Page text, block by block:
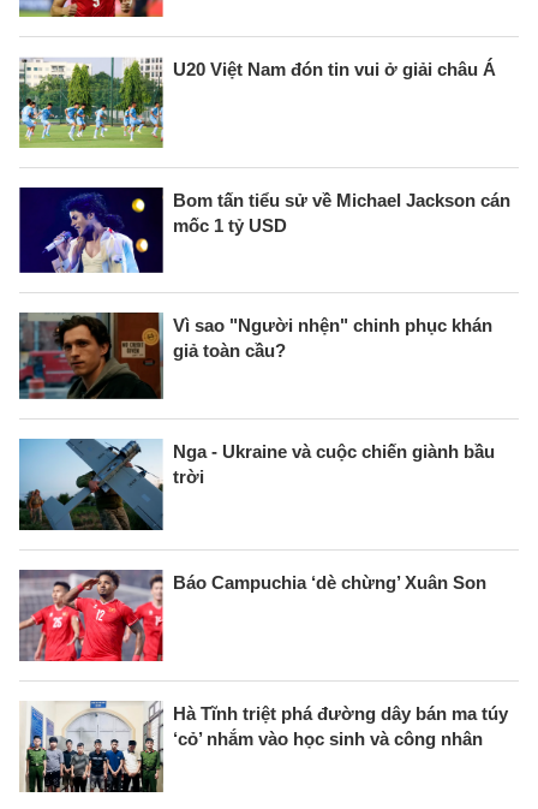
U20 Việt Nam đón tin vui ở giải châu Á
Bom tấn tiểu sử về Michael Jackson cán
mốc 1 tỷ USD
Vì sao "Người nhện" chinh phục khán
giả toàn cầu?
Nga - Ukraine và cuộc chiến giành bầu
trời
Báo Campuchia ‘dè chừng’ Xuân Son
Hà Tĩnh triệt phá đường dây bán ma túy
‘cỏ’ nhắm vào học sinh và công nhân